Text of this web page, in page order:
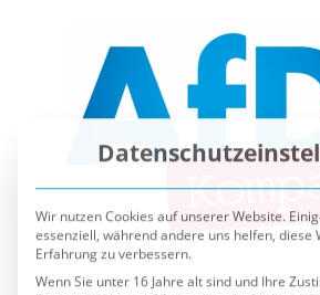
Wir nutzen Cookies auf unserer Website.
Erfahrung zu verbessern.
um Erlaubnis bitten.
Wir verwenden Cookies und andere
Website. Einige von ihnen sind essenziell,
helfen, diese Website und Ihre Erfahrung zu